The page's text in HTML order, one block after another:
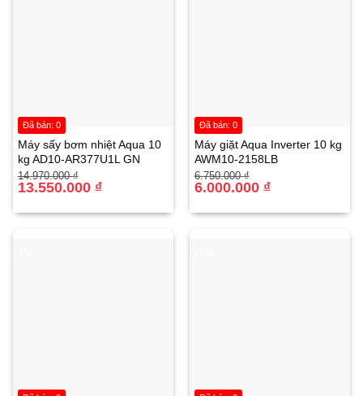
Máy sấy bơm nhiệt Aqua 10
kg AD10-AR377U1L GN
14.970.000₫
Giá
gốc
13.550.000 ₫
Giá
hiện
13.550.000 ₫.
Đã bán: 0
Máy giặt Aqua Inverter 10 kg
AWM10-2158LB
6.750.000₫
Giá
gốc
6.000.000 ₫
Giá
hiện
6.000.000 ₫.
Đã bán: 0